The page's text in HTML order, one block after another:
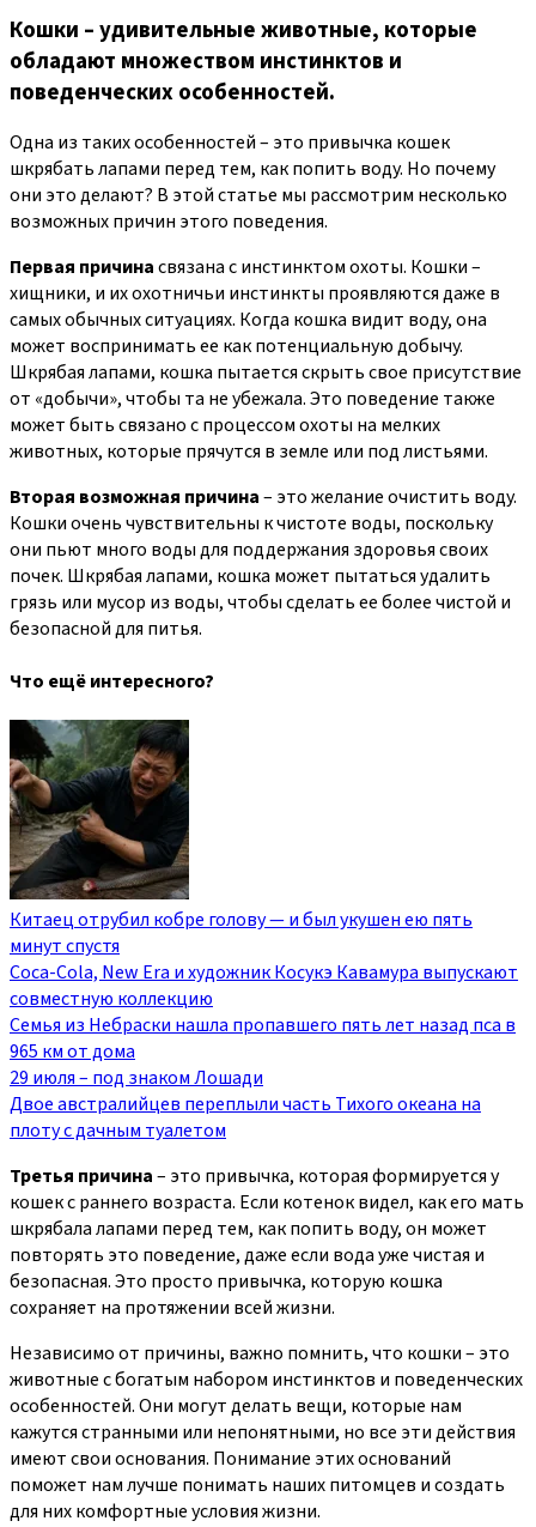
Кошки – удивительные животные, которые
обладают множеством инстинктов и
поведенческих особенностей.
Одна из таких особенностей – это привычка кошек
шкрябать лапами перед тем, как попить воду. Но почему
они это делают? В этой статье мы рассмотрим несколько
возможных причин этого поведения.
Первая причинасвязана с инстинктом охоты. Кошки –
хищники, и их охотничьи инстинкты проявляются даже в
самых обычных ситуациях. Когда кошка видит воду, она
может воспринимать ее как потенциальную добычу.
Шкрябая лапами, кошка пытается скрыть свое присутствие
от «добычи», чтобы та не убежала. Это поведение также
может быть связано с процессом охоты на мелких
животных, которые прячутся в земле или под листьями.
Вторая возможная причина– это желание очистить воду.
Кошки очень чувствительны к чистоте воды, поскольку
они пьют много воды для поддержания здоровья своих
почек. Шкрябая лапами, кошка может пытаться удалить
грязь или мусор из воды, чтобы сделать ее более чистой и
безопасной для питья.
Что ещё интересного?
Китаец отрубил кобре голову — и был укушен ею пять
минут спустя
Coca-Cola, New Era и художник Косукэ Кавамура выпускают
совместную коллекцию
Семья из Небраски нашла пропавшего пять лет назад пса в
965 км от дома
29 июля – под знаком Лошади
Двое австралийцев переплыли часть Тихого океана на
плоту с дачным туалетом
Третья причина– это привычка, которая формируется у
кошек с раннего возраста. Если котенок видел, как его мать
шкрябала лапами перед тем, как попить воду, он может
повторять это поведение, даже если вода уже чистая и
безопасная. Это просто привычка, которую кошка
сохраняет на протяжении всей жизни.
Независимо от причины, важно помнить, что кошки – это
животные с богатым набором инстинктов и поведенческих
особенностей. Они могут делать вещи, которые нам
кажутся странными или непонятными, но все эти действия
имеют свои основания. Понимание этих оснований
поможет нам лучше понимать наших питомцев и создать
для них комфортные условия жизни.